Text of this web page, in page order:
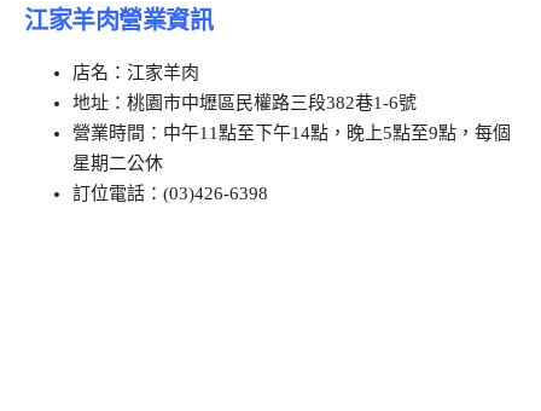
江家羊肉營業資訊
店名：江家羊肉
地址：桃園市中壢區民權路三段382巷1-6號
營業時間：中午11點至下午14點，晚上5點至9點，每個
星期二公休
訂位電話：(03)426-6398